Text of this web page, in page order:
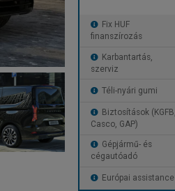
Fix HUF
finanszírozás
Karbantartás,
szerviz
Téli-nyári gumi
Biztosítások (KGFB,
Casco, GAP)
Gépjármű- és
cégautóadó
Európai assistance